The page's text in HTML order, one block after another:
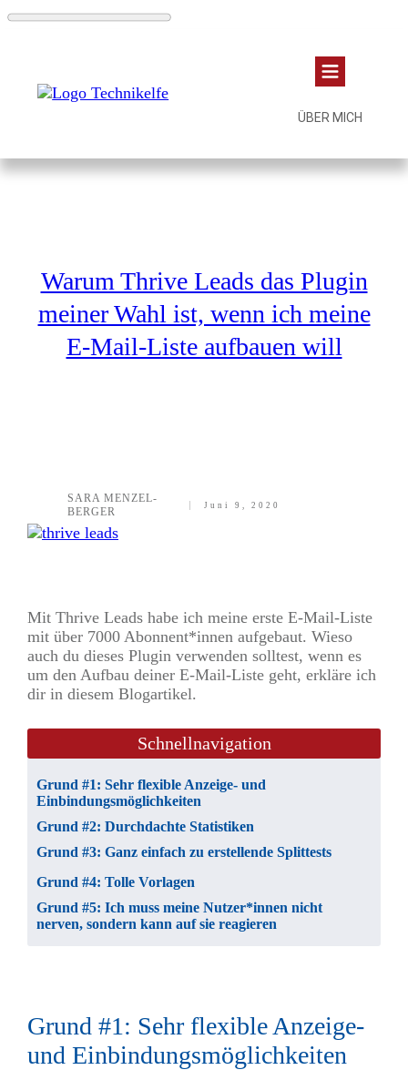
ÜBER MICH
Warum Thrive Leads das Plugin
meiner Wahl ist, wenn ich meine
E-Mail-Liste aufbauen will
SARA MENZEL-
BERGER
Juni 9, 2020
Mit Thrive Leads habe ich meine erste E-Mail-Liste
mit über 7000 Abonnent*innen aufgebaut. Wieso
auch du dieses Plugin verwenden solltest, wenn es
um den Aufbau deiner E-Mail-Liste geht, erkläre ich
dir in diesem Blogartikel.
Schnellnavigation
Grund #1: Sehr flexible Anzeige- und
Einbindungsmöglichkeiten
Grund #2: Durchdachte Statistiken
Grund #3: Ganz einfach zu erstellende Splittests
Grund #4: Tolle Vorlagen
Grund #5: Ich muss meine Nutzer*innen nicht
nerven, sondern kann auf sie reagieren
Grund #1: Sehr flexible Anzeige-
und Einbindungsmöglichkeiten